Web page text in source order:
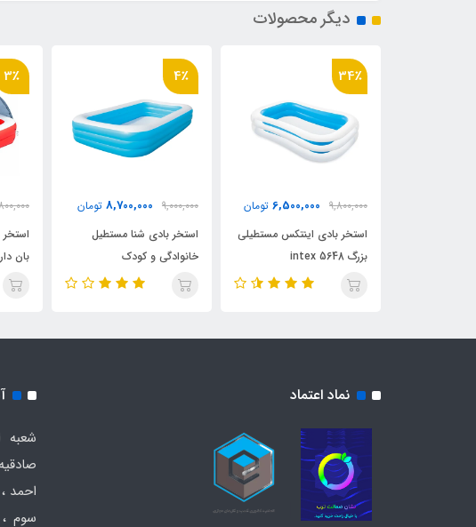
دیگر محصولات
34٪
9,800,000
6,500,000 تومان
استخر بادی اینتکس مستطیلی
بزرگ intex 5648
4٪
9,000,000
8,700,000 تومان
استخر بادی شنا مستطیل
خانوادگی و کودک
3٪
بان دار
نماد اعتماد
شعبه